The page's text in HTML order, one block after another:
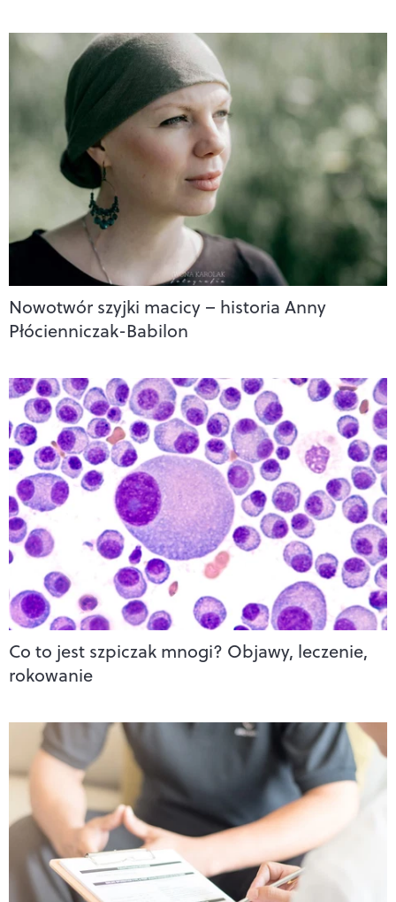
Nowotwór szyjki macicy – historia Anny
Płócienniczak-Babilon
Co to jest szpiczak mnogi? Objawy, leczenie,
rokowanie